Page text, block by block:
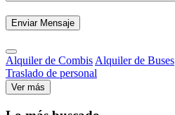
Alquiler de Combis Alquiler de Buses
Traslado de personal
Ver más